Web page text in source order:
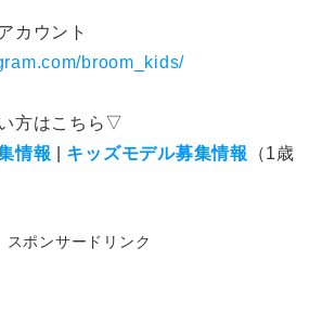
カウント
broom_kids/
方はこちら▽
情報
キッズモデル募集情報 （1歳
スポンサードリンク